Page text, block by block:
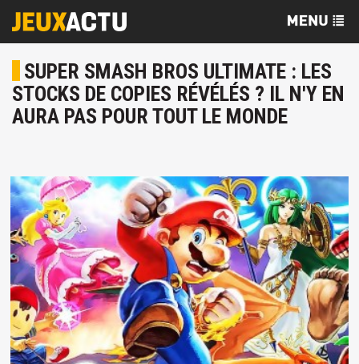
SUPER SMASH BROS ULTIMATE : LES
STOCKS DE COPIES RÉVÉLÉS ? IL N'Y EN
AURA PAS POUR TOUT LE MONDE